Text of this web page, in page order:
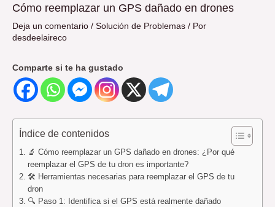
Cómo reemplazar un GPS dañado en drones
Deja un comentario / Solución de Problemas / Por
desdeelaireco
Comparte si te ha gustado
Índice de contenidos
🔬 Cómo reemplazar un GPS dañado en drones: ¿Por qué
reemplazar el GPS de tu dron es importante?
🛠️ Herramientas necesarias para reemplazar el GPS de tu
dron
🔍 Paso 1: Identifica si el GPS está realmente dañado